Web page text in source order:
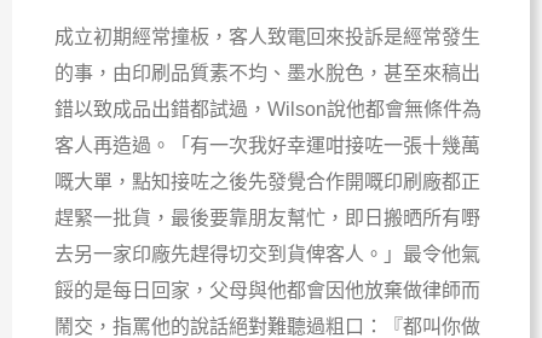
成立初期經常撞板，客人致電回來投訴是經常發生
的事，由印刷品質素不均、墨水脫色，甚至來稿出
錯以致成品出錯都試過，Wilson說他都會無條件為
客人再造過。「有一次我好幸運咁接咗一張十幾萬
嘅大單，點知接咗之後先發覺合作開嘅印刷廠都正
趕緊一批貨，最後要靠朋友幫忙，即日搬晒所有嘢
去另一家印廠先趕得切交到貨俾客人。」最令他氣
餒的是每日回家，父母與他都會因他放棄做律師而
鬧交，指罵他的說話絕對難聽過粗口：『都叫你做